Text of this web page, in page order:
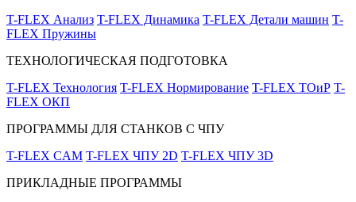
T-FLEX Анализ T-FLEX Динамика T-FLEX Детали машин T-
FLEX Пружины
ТЕХНОЛОГИЧЕСКАЯ ПОДГОТОВКА
T-FLEX Технология T-FLEX Нормирование T-FLEX ТОиР T-
FLEX ОКП
ПРОГРАММЫ ДЛЯ СТАНКОВ С ЧПУ
T-FLEX CAM T-FLEX ЧПУ 2D T-FLEX ЧПУ 3D
ПРИКЛАДНЫЕ ПРОГРАММЫ